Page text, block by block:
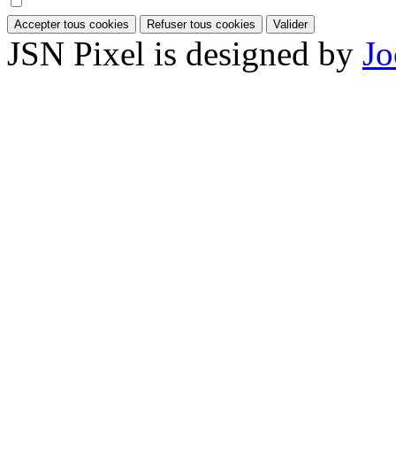
Accepter tous cookies Refuser tous cookies Valider
JSN Pixel is designed by